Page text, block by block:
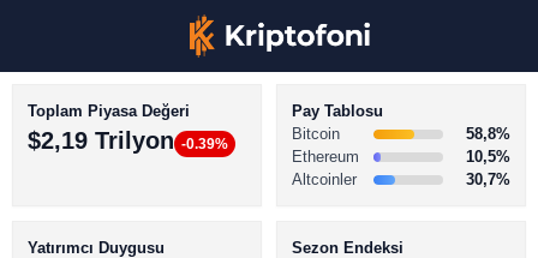
BİTCOİN HABERLERİ
Toplam Piyasa Değeri
$2,19 Trilyon -0.39%
Pay Tablosu
Bitcoin
58,8%
Ethereum
10,5%
Altcoinler
30,7%
Yatırımcı Duygusu
Sezon Endeksi